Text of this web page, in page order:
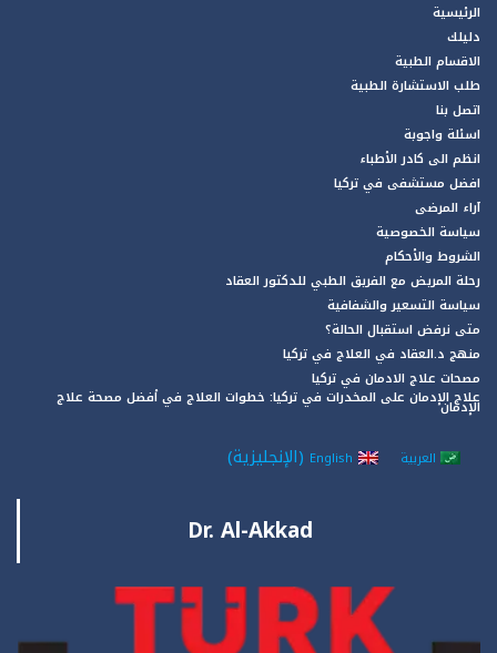
الرئيسية
دليلك
الاقسام الطبية
طلب الاستشارة الطبية
اتصل بنا
اسئلة واجوبة
انظم الى كادر الأطباء
افضل مستشفى في تركيا
آراء المرضى
سياسة الخصوصية
الشروط والأحكام
رحلة المريض مع الفريق الطبي للدكتور العقاد
سياسة التسعير والشفافية
متى نرفض استقبال الحالة؟
منهج د.العقاد في العلاج في تركيا
مصحات علاج الادمان في تركيا
علاج الإدمان على المخدرات في تركيا: خطوات العلاج في أفضل مصحة علاج
الإدمان
العربية English
(الإنجليزية)
Dr. Al-Akkad